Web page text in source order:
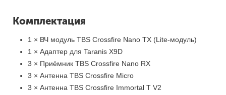
Комплектация
1 × ВЧ модуль TBS Crossfire Nano TX (Lite-модуль)
1 × Адаптер для Taranis X9D
3 × Приёмник TBS Crossfire Nano RX
3 × Антенна TBS Crossfire Micro
3 × Антенна TBS Crossfire Immortal T V2